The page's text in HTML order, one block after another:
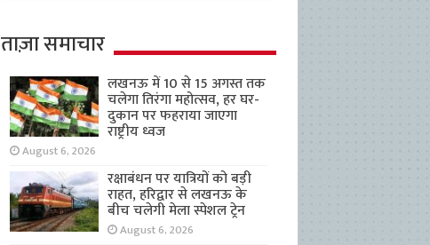
ताज़ा समाचार
लखनऊ में 10 से 15 अगस्त तक
चलेगा तिरंगा महोत्सव, हर घर-
दुकान पर फहराया जाएगा
राष्ट्रीय ध्वज
August 6, 2026
रक्षाबंधन पर यात्रियों को बड़ी
राहत, हरिद्वार से लखनऊ के
बीच चलेगी मेला स्पेशल ट्रेन
August 6, 2026